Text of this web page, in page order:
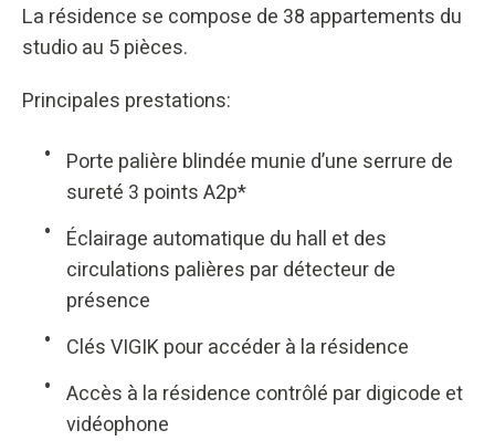
La résidence se compose de 38 appartements du
studio au 5 pièces.
Principales prestations:
Porte palière blindée munie d’une serrure de
sureté 3 points A2p*
Éclairage automatique du hall et des
circulations palières par détecteur de
présence
Clés VIGIK pour accéder à la résidence
Accès à la résidence contrôlé par digicode et
vidéophone